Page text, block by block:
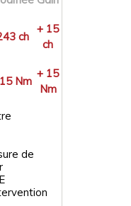
ch
+ 15
ch
Nm
+ 15
Nm
de